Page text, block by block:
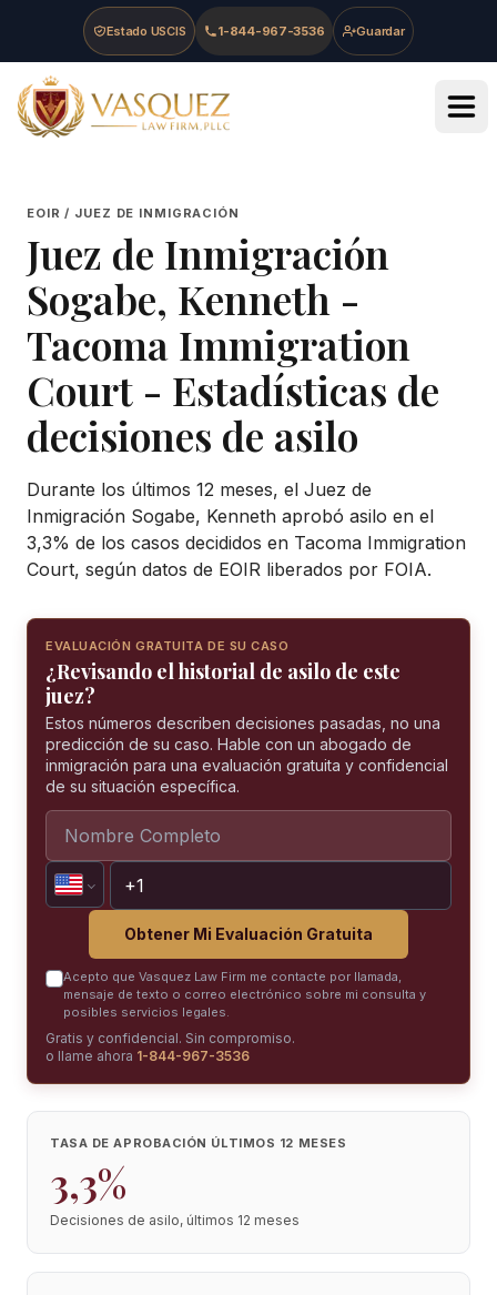
Skip to main content
Skip to navigation
Skip to footer
Estado USCIS 1-844-967-3536 Guardar
Vasquez Law Firm - Home
EOIR / JUEZ DE INMIGRACIÓN
Juez de Inmigración
Sogabe, Kenneth -
Tacoma Immigration
Court - Estadísticas de
decisiones de asilo
Durante los últimos 12 meses, el Juez de
Inmigración Sogabe, Kenneth aprobó asilo en el
3,3% de los casos decididos en Tacoma Immigration
Court, según datos de EOIR liberados por FOIA.
EVALUACIÓN GRATUITA DE SU CASO
¿Revisando el historial de asilo de este
juez?
Estos números describen decisiones pasadas, no una
predicción de su caso. Hable con un abogado de
inmigración para una evaluación gratuita y confidencial
de su situación específica.
Obtener Mi Evaluación Gratuita
Acepto que Vasquez Law Firm me contacte por llamada,
mensaje de texto o correo electrónico sobre mi consulta y
posibles servicios legales.
Gratis y confidencial. Sin compromiso.
o llame ahora 1-844-967-3536
TASA DE APROBACIÓN ÚLTIMOS 12 MESES
3,3%
Decisiones de asilo, últimos 12 meses